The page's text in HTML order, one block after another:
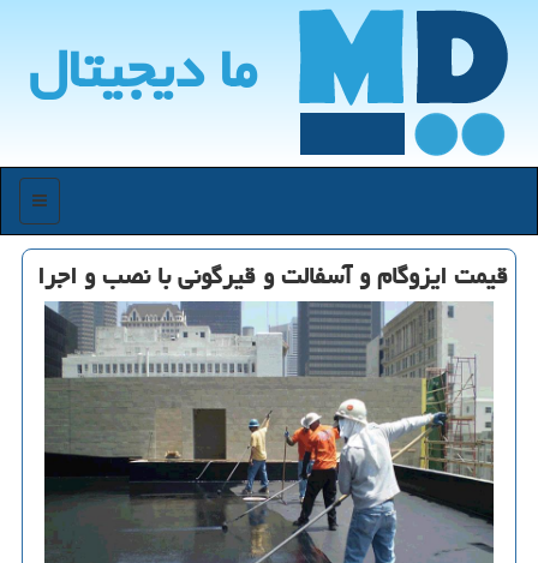
ما دیجیتال
منو
قیمت ایزوگام و آسفالت و قیرگونی با نصب و اجرا